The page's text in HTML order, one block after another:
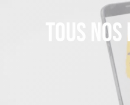
Tous